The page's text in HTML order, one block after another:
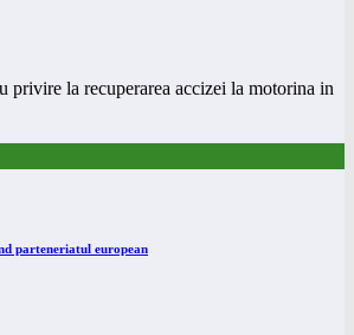
privire la recuperarea accizei la motorina in
parteneriatul european